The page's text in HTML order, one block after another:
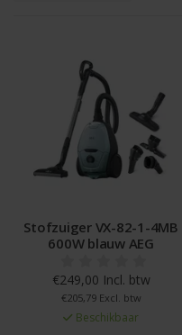
Stofzuiger VX-82-1-4MB
600W blauw AEG
€249,00 Incl. btw
€205,79 Excl. btw
Beschikbaar